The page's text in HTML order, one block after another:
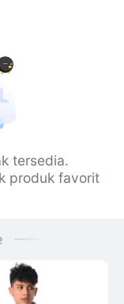
tersedia.
produk favorit